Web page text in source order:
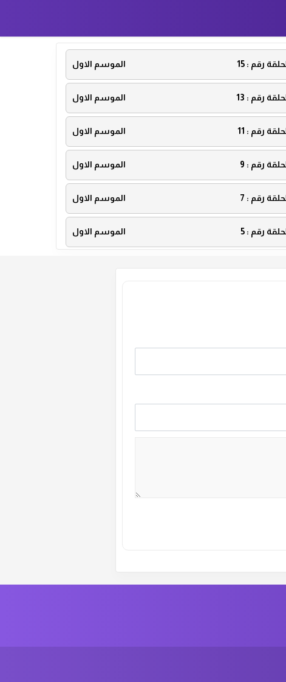
رقم : 15 الموسم الاول
رقم : 13 الموسم الاول
رقم : 11 الموسم الاول
رقم : 9 الموسم الاول
رقم : 7 الموسم الاول
رقم : 5 الموسم الاول